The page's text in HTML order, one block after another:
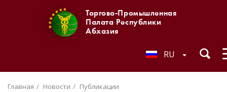
Торгово-Промышленная
Палата Республики
Абхазия
RU
Главная Новости
Публикации